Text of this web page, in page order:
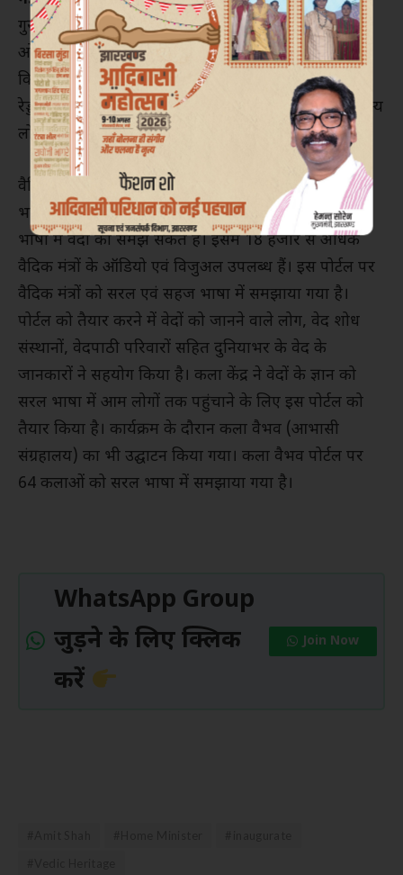
गुरुवार को इंदिरा गांधी राष्ट्रीय कला केंद्र (आईजीएनसीए) की
ओर से तैयार किए गए ‘वैदिक हेरिटेज पोर्टल’ का शुभारंभ
किया। इस दौरान केंद्रीय संस्कृति एवं पर्यटन मंत्री जी. किशन
रेड्डी और आईजीएनसीए के अध्यक्ष राम बहादुर राय सहित अन्य
लोग मौजूद रहे।
वैदिक हेरिटेज पोर्टल को आईजीएनसीए ने हिंदी और अंग्रेजी
भाषा में तैयार किया है। इस पोर्टल के माध्यम से पाठक सरल
भाषा में वेदों को समझ सकते हैं। इसमें 18 हजार से अधिक
वैदिक मंत्रों के ऑडियो एवं विजुअल उपलब्ध हैं। इस पोर्टल पर
वैदिक मंत्रों को सरल एवं सहज भाषा में समझाया गया है।
पोर्टल को तैयार करने में वेदों को जानने वाले लोग, वेद शोध
संस्थानों, वेदपाठी परिवारों सहित दुनियाभर के वेद के
जानकारों ने सहयोग किया है। कला केंद्र ने वेदों के ज्ञान को
सरल भाषा में आम लोगों तक पहुंचाने के लिए इस पोर्टल को
तैयार किया है। कार्यक्रम के दौरान कला वैभव (आभासी
संग्रहालय) का भी उद्घाटन किया गया। कला वैभव पोर्टल पर
64 कलाओं को सरल भाषा में समझाया गया है।
WhatsApp Group
जुड़ने के लिए क्लिक
करें
Join Now